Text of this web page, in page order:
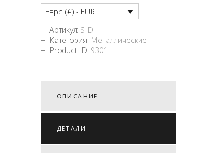
Евро (€) - EUR
Артикул: SID
Категория: Металлические
Product ID: 9301
ОПИСАНИЕ
ДЕТАЛИ